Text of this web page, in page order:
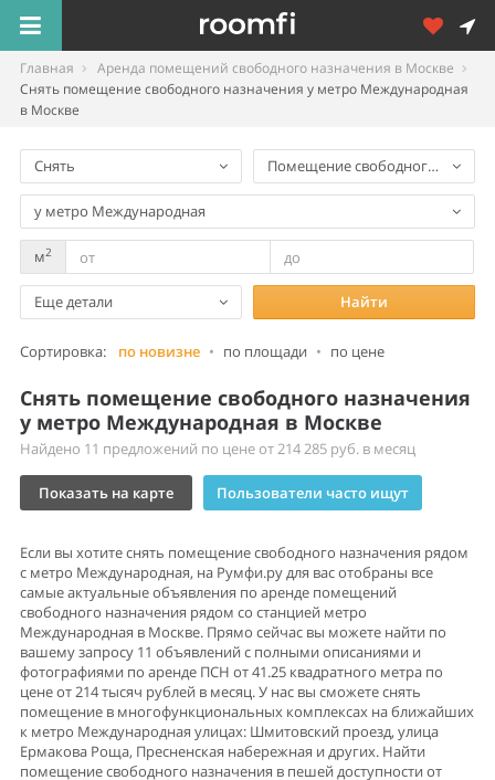
Главная
Аренда помещений свободного назначения в Москве
Снять помещение свободного назначения у метро Международная
в Москве
Снять Помещение свободного
у метро Международная
м2
Еще детали Найти
Сортировка: по новизне • по площади • по цене
Снять помещение свободного назначения
у метро Международная в Москве
Найдено 11 предложений по цене от 214 285 руб. в месяц
Показать на карте Пользователи часто ищут
Если вы хотите снять помещение свободного назначения рядом
с метро Международная, на Румфи.ру для вас отобраны все
самые актуальные объявления по аренде помещений
свободного назначения рядом со станцией метро
Международная в Москве. Прямо сейчас вы можете найти по
вашему запросу 11 объявлений с полными описаниями и
фотографиями по аренде ПСН от 41.25 квадратного метра по
цене от 214 тысяч рублей в месяц. У нас вы сможете снять
помещение в многофункциональных комплексах на ближайших
к метро Международная улицах: Шмитовский проезд, улица
Ермакова Роща, Пресненская набережная и других. Найти
помещение свободного назначения в пешей доступности от